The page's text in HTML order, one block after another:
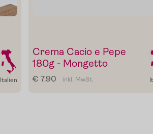
Italien
Crema Cacio e Pepe
180g - Mongetto
€ 7.90 inkl. MwSt.